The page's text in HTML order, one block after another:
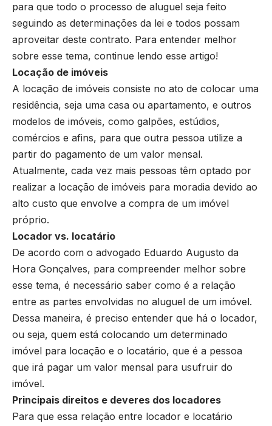
para que todo o processo de aluguel seja feito
seguindo as determinações da lei e todos possam
aproveitar deste contrato. Para entender melhor
sobre esse tema, continue lendo esse artigo!
Locação de imóveis
A locação de imóveis consiste no ato de colocar uma
residência, seja uma casa ou apartamento, e outros
modelos de imóveis, como galpões, estúdios,
comércios e afins, para que outra pessoa utilize a
partir do pagamento de um valor mensal.
Atualmente, cada vez mais pessoas têm optado por
realizar a locação de imóveis para moradia devido ao
alto custo que envolve a compra de um imóvel
próprio.
Locador vs. locatário
De acordo com o advogado Eduardo Augusto da
Hora Gonçalves, para compreender melhor sobre
esse tema, é necessário saber como é a relação
entre as partes envolvidas no aluguel de um imóvel.
Dessa maneira, é preciso entender que há o locador,
ou seja, quem está colocando um determinado
imóvel para locação e o locatário, que é a pessoa
que irá pagar um valor mensal para usufruir do
imóvel.
Principais direitos e deveres dos locadores
Para que essa relação entre locador e locatário